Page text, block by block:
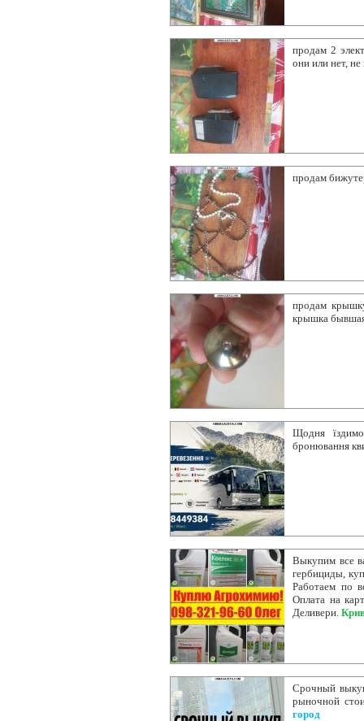
продам 2
они или нет,
продам
продам
крышка
Щодня
бронювання
Выкупим все
гербициды,
Работаем по
Оплата на
Деливери.
Срочный
рыночной
город